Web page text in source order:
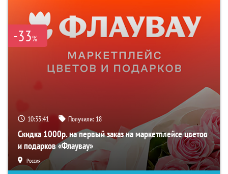
-33%
10:33:40 Получили: 18
Скидка 1000р. на первый заказ на маркетплейсе цветов
и подарков «Флаувау»
Россия